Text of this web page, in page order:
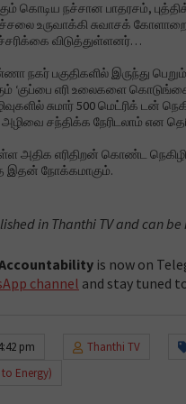
கொடிய நச்சான பாதரசம்,
உருவாக்கி சுவாசக்
விடுத்துள்ளனர்…
நகர் பகுதிகளில் இருந்து
‘குப்பை எரி உலைகளை
சுமார் 500 மெட்ரிக் டன்
அழிவை சந்திக்க நேரிடலாம் என
உள்ள அதிக எரிதிறன் கொண்ட
இதன் நோக்கமாகும்.
in Thanthi TV and can be
is now on
channel and stay tuned
pm Thanthi TV
to Energy)